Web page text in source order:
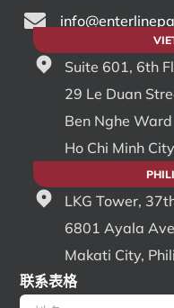
Suite 601, 6th
29 Le Duan
Ben Nghe Ward
Ho Chi Minh
LKG Tower,
6801 Ayala
Makati City,
联系表格